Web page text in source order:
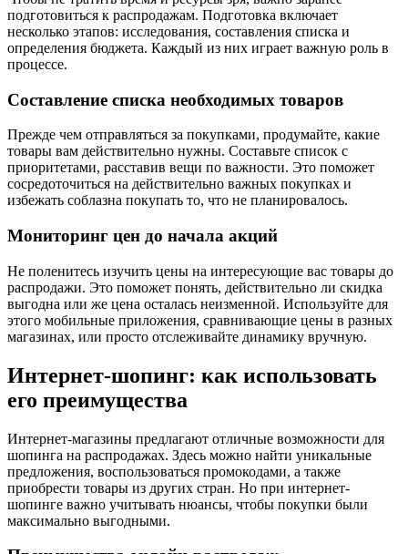
подготовиться к распродажам. Подготовка включает
несколько этапов: исследования, составления списка и
определения бюджета. Каждый из них играет важную роль в
процессе.
Составление списка необходимых товаров
Прежде чем отправляться за покупками, продумайте, какие
товары вам действительно нужны. Составьте список с
приоритетами, расставив вещи по важности. Это поможет
сосредоточиться на действительно важных покупках и
избежать соблазна покупать то, что не планировалось.
Мониторинг цен до начала акций
Не поленитесь изучить цены на интересующие вас товары до
распродажи. Это поможет понять, действительно ли скидка
выгодна или же цена осталась неизменной. Используйте для
этого мобильные приложения, сравнивающие цены в разных
магазинах, или просто отслеживайте динамику вручную.
Интернет-шопинг: как использовать
его преимущества
Интернет-магазины предлагают отличные возможности для
шопинга на распродажах. Здесь можно найти уникальные
предложения, воспользоваться промокодами, а также
приобрести товары из других стран. Но при интернет-
шопинге важно учитывать нюансы, чтобы покупки были
максимально выгодными.